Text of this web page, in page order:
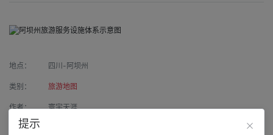
地点： 四川-阿坝州
类别： 旅游地图
作者： 寰宇天涯
来源：
提示